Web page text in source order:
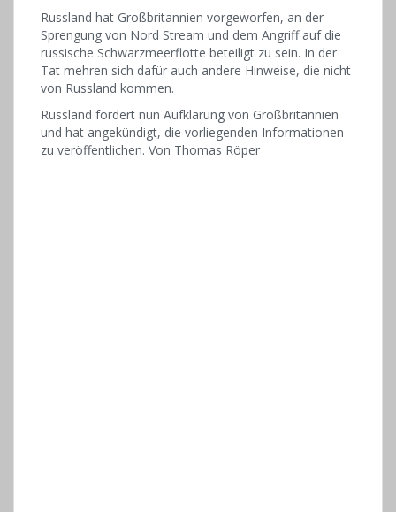
Russland hat Großbritannien vorgeworfen, an der
Sprengung von Nord Stream und dem Angriff auf die
russische Schwarzmeerflotte beteiligt zu sein. In der
Tat mehren sich dafür auch andere Hinweise, die nicht
von Russland kommen.
Russland fordert nun Aufklärung von Großbritannien
und hat angekündigt, die vorliegenden Informationen
zu veröffentlichen. Von Thomas Röper